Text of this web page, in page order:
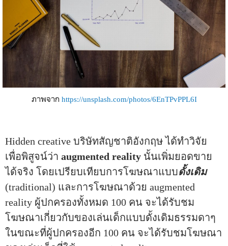
ภาพจาก https://unsplash.com/photos/6EnTPvPPL6I
Hidden creative บริษัทสัญชาติอังกฤษ ได้ทำวิจัย
เพื่อพิสูจน์ว่า augmented reality นั้นเพิ่มยอดขาย
ได้จริง โดยเปรียบเทียบการโฆษณาแบบดั้งเดิม
(traditional) และการโฆษณาด้วย augmented
reality ผู้ปกครองทั้งหมด 100 คน จะได้รับชม
โฆษณาเกี่ยวกับของเล่นเด็กแบบดั้งเดิมธรรมดาๆ
ในขณะที่ผู้ปกครองอีก 100 คน จะได้รับชมโฆษณา